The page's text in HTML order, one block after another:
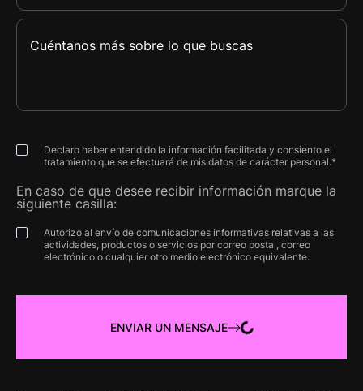
Declaro haber entendido la información facilitada y consiento el
tratamiento que se efectuará de mis datos de carácter personal.*
En caso de que desee recibir información marque la
siguiente casilla:
Autorizo al envío de comunicaciones informativas relativas a las
actividades, productos o servicios por correo postal, correo
electrónico o cualquier otro medio electrónico equivalente.
ENVIAR UN MENSAJE